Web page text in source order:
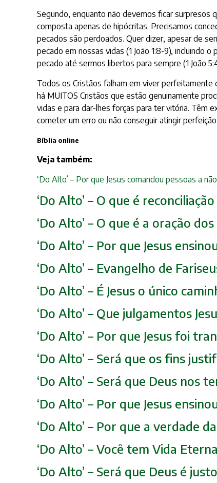
Segundo, enquanto não devemos ficar surpresos
composta apenas de hipócritas. Precisamos
pecados são perdoados. Quer dizer, apesar de
pecado em nossas vidas (1 João 1:8-9), incluindo
pecado até sermos libertos para sempre (1 João
Todos os Cristãos falham em viver perfeitamente
há MUITOS Cristãos que estão genuinamente
vidas e para dar-lhes forças para ter vitória. Têm
cometer um erro ou não conseguir atingir
Bíblia online
Veja também:
‘Do Alto’ – Por que Jesus comandou pessoas a
‘Do Alto’ – O que é
‘Do Alto’ – O que é a oração
‘Do Alto’ – Por que Jesus
‘Do Alto’ – Evangelho de
‘Do Alto’ – É Jesus o único
‘Do Alto’ – Que julgamentos
‘Do Alto’ – Por que Jesus foi
‘Do Alto’ – Será que os fins
‘Do Alto’ – Será que Deus nos
‘Do Alto’ – Por que Jesus
‘Do Alto’ – Por que a verdade
‘Do Alto’ – Você tem Vida
‘Do Alto’ – Será que Deus é